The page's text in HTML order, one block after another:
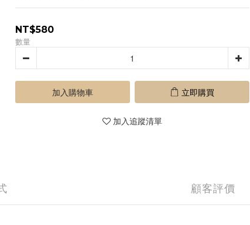
NT$580
數量
加入購物車 立即購買
加入追蹤清單
顧客評價